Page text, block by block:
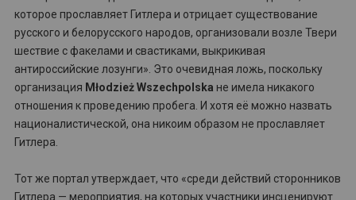
которое прославляет Гитлера и отрицает существование
русского и белорусского народов, организовали возле Твери
шествие с факелами и свастиками, выкрикивая
антироссийские лозунги». Это очевидная ложь, поскольку
организация Młodzież Wszechpolska не имела никакого
отношения к проведению пробега. И хотя её можно назвать
националистической, она никоим образом не прославляет
Гитлера.
Тот же портал утверждает, что «среди действий сторонников
Гитлера — мероприятия, на которых участники инсценируют